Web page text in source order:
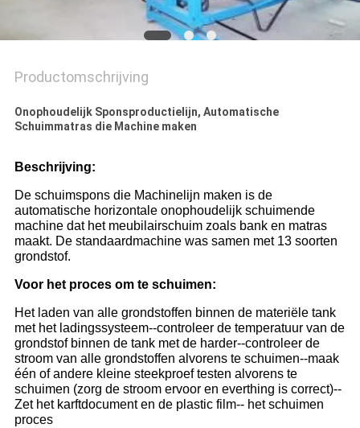
Productomschrijving
Onophoudelijk Sponsproductielijn, Automatische
Schuimmatras die Machine maken
Beschrijving:
De schuimspons die Machinelijn maken is de
automatische horizontale onophoudelijk schuimende
machine dat het meubilairschuim zoals bank en matras
maakt. De standaardmachine was samen met 13 soorten
grondstof.
Voor het proces om te schuimen:
Het laden van alle grondstoffen binnen de materiële tank
met het ladingssysteem--controleer de temperatuur van de
grondstof binnen de tank met de harder--controleer de
stroom van alle grondstoffen alvorens te schuimen--maak
één of andere kleine steekproef testen alvorens te
schuimen (zorg de stroom ervoor en everthing is correct)--
Zet het karftdocument en de plastic film-- het schuimen
proces